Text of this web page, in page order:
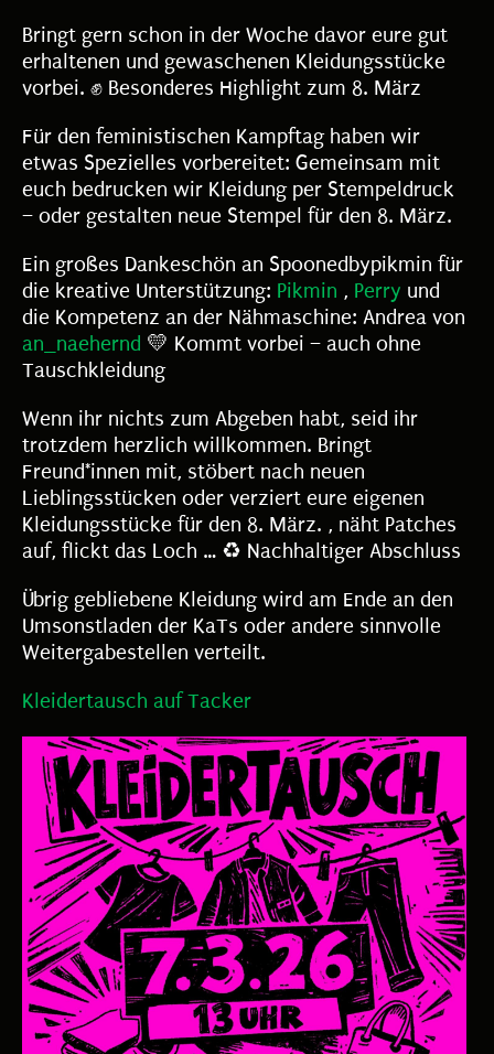
Bringt gern schon in der Woche davor eure gut
erhaltenen und gewaschenen Kleidungsstücke
vorbei. ✊ Besonderes Highlight zum 8. März
Für den feministischen Kampftag haben wir
etwas Spezielles vorbereitet: Gemeinsam mit
euch bedrucken wir Kleidung per Stempeldruck
– oder gestalten neue Stempel für den 8. März.
Ein großes Dankeschön an Spoonedbypikmin für
die kreative Unterstützung: Pikmin , Perry und
die Kompetenz an der Nähmaschine: Andrea von
an_naehernd 💛 Kommt vorbei – auch ohne
Tauschkleidung
Wenn ihr nichts zum Abgeben habt, seid ihr
trotzdem herzlich willkommen. Bringt
Freund*innen mit, stöbert nach neuen
Lieblingsstücken oder verziert eure eigenen
Kleidungsstücke für den 8. März. , näht Patches
auf, flickt das Loch … ♻️ Nachhaltiger Abschluss
Übrig gebliebene Kleidung wird am Ende an den
Umsonstladen der KaTs oder andere sinnvolle
Weitergabestellen verteilt.
Kleidertausch auf Tacker